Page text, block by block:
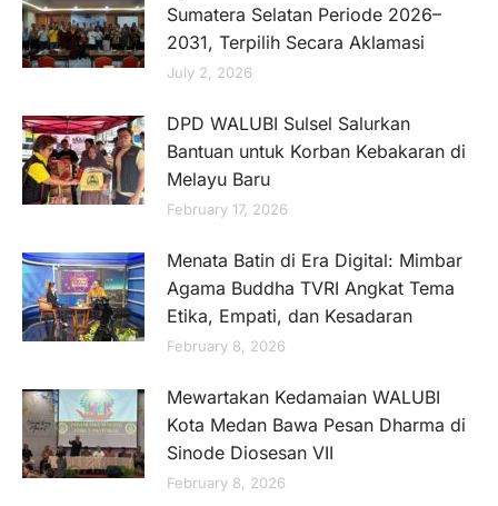
Sumatera Selatan Periode 2026–
2031, Terpilih Secara Aklamasi
July 2, 2026
DPD WALUBI Sulsel Salurkan
Bantuan untuk Korban Kebakaran di
Melayu Baru
February 17, 2026
Menata Batin di Era Digital: Mimbar
Agama Buddha TVRI Angkat Tema
Etika, Empati, dan Kesadaran
February 8, 2026
Mewartakan Kedamaian WALUBI
Kota Medan Bawa Pesan Dharma di
Sinode Diosesan VII
February 8, 2026